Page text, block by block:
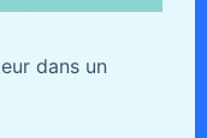
dans un